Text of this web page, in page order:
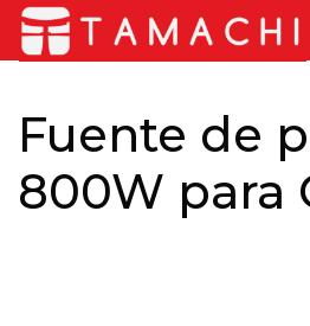
Fuente de
800W para